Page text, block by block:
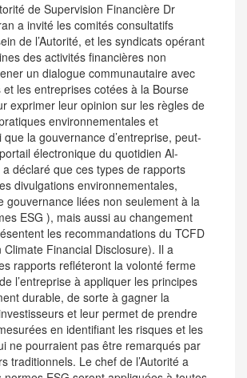
de Supervision Financière Dr
a invité les comités consultatifs
de l’Autorité, et les syndicats opérant
des activités financières non
un dialogue communautaire avec
les entreprises cotées à la Bourse
exprimer leur opinion sur les règles de
environnementales et
la gouvernance d’entreprise, peut-
électronique du quotidien Al-
déclaré que ces types de rapports
divulgations environnementales,
gouvernance liées non seulement à la
ESG ), mais aussi au changement
les recommandations du TCFD
Climate Financial Disclosure). Il a
rapports refléteront la volonté ferme
l’entreprise à appliquer les principes
durable, de sorte à gagner la
et leur permet de prendre
en identifiant les risques et les
ne pourraient pas être remarqués par
traditionnels. Le chef de l’Autorité a